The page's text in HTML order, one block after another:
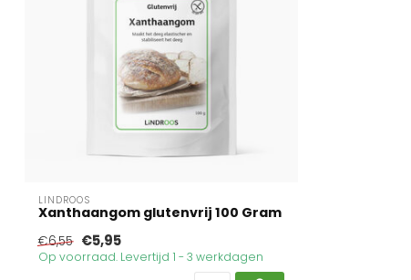
LINDROOS
Xanthaangom glutenvrij 100 Gram
€6,55 €5,95
Op voorraad. Levertijd 1 - 3 werkdagen